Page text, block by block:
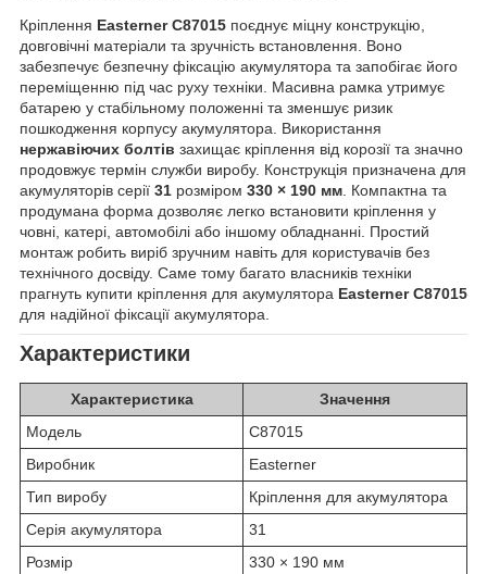
Кріплення Easterner C87015 поєднує міцну конструкцію,
довговічні матеріали та зручність встановлення. Воно
забезпечує безпечну фіксацію акумулятора та запобігає його
переміщенню під час руху техніки. Масивна рамка утримує
батарею у стабільному положенні та зменшує ризик
пошкодження корпусу акумулятора. Використання
нержавіючих болтів захищає кріплення від корозії та значно
продовжує термін служби виробу. Конструкція призначена для
акумуляторів серії 31 розміром 330 × 190 мм. Компактна та
продумана форма дозволяє легко встановити кріплення у
човні, катері, автомобілі або іншому обладнанні. Простий
монтаж робить виріб зручним навіть для користувачів без
технічного досвіду. Саме тому багато власників техніки
прагнуть купити кріплення для акумулятора Easterner C87015
для надійної фіксації акумулятора.
Характеристики
Характеристика
Значення
Модель
C87015
Виробник
Easterner
Тип виробу
Кріплення для акумулятора
Серія акумулятора
31
Розмір
330 × 190 мм